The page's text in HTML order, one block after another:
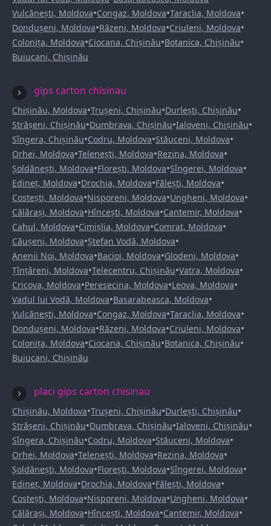
Vulcănești, Moldova•Congaz, Moldova•Taraclia, Moldova•
Dondușeni, Moldova•Răzeni, Moldova•Criuleni, Moldova•
Colonița, Moldova•Ciocana, Chișinău•Botanica, Chișinău•
Buiucani, Chișinău
gips carton chisinau
Chișinău, Moldova•Trușeni, Chișinău•Durlești, Chișinău•
Strășeni, Chișinău•Dumbrava, Chișinău•Ialoveni, Chișinău•
Sîngera, Chișinău•Codru, Moldova•Stăuceni, Moldova•
Orhei, Moldova•Telenești, Moldova•Rezina, Moldova•
Șoldănești, Moldova•Florești, Moldova•Sîngerei, Moldova•
Edineț, Moldova•Drochia, Moldova•Fălești, Moldova•
Costești, Moldova•Nisporeni, Moldova•Ungheni, Moldova•
Călărași, Moldova•Hîncești, Moldova•Cantemir, Moldova•
Cahul, Moldova•Cimișlia, Moldova•Comrat, Moldova•
Căușeni, Moldova•Ștefan Vodă, Moldova•
Anenii Noi, Moldova•Bacioi, Moldova•Glodeni, Moldova•
Țînțăreni, Moldova•Telecentru, Chișinău•Vatra, Moldova•
Cricova, Moldova•Peresecina, Moldova•Leova, Moldova•
Vadul lui Vodă, Moldova•Basarabeasca, Moldova•
Vulcănești, Moldova•Congaz, Moldova•Taraclia, Moldova•
Dondușeni, Moldova•Răzeni, Moldova•Criuleni, Moldova•
Colonița, Moldova•Ciocana, Chișinău•Botanica, Chișinău•
Buiucani, Chișinău
placi gips carton chisinau
Chișinău, Moldova•Trușeni, Chișinău•Durlești, Chișinău•
Strășeni, Chișinău•Dumbrava, Chișinău•Ialoveni, Chișinău•
Sîngera, Chișinău•Codru, Moldova•Stăuceni, Moldova•
Orhei, Moldova•Telenești, Moldova•Rezina, Moldova•
Șoldănești, Moldova•Florești, Moldova•Sîngerei, Moldova•
Edineț, Moldova•Drochia, Moldova•Fălești, Moldova•
Costești, Moldova•Nisporeni, Moldova•Ungheni, Moldova•
Călărași, Moldova•Hîncești, Moldova•Cantemir, Moldova•